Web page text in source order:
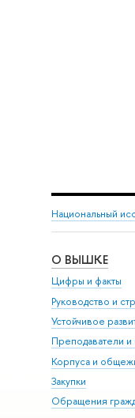
Национальный
О ВЫШКЕ
Цифры и факты
Руководство и
Устойчивое
Преподаватели и
Корпуса и
Закупки
Обращения